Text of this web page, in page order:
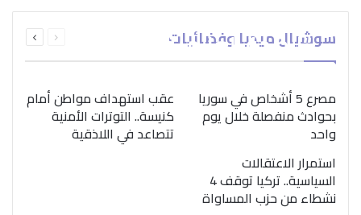
سوشيال ميديا وفضائيات الصفحةالصفحة
بمناسبة اليوم الدولي..
“الصحة العالمية” تؤكد
ضرورة اتباع نهج متكامل
لمواجهة إدمان المخدرات
مصرع 5 أشخاص في سوريا
بحوادث منفصلة خلال يوم
واحد
عقب استهداف مواطن أمام
كنيسة.. التوترات الأمنية
تتصاعد في اللاذقية
استمرار الاعتقالات
السياسية.. تركيا توقف 4
نشطاء من حزب المساواة